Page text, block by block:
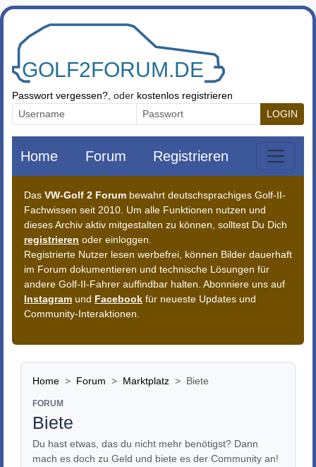
Zum Inhalt springen
Passwort vergessen? , oder kostenlos registrieren
LOGIN
Home Forum Registrieren
Das VW-Golf 2 Forum bewahrt deutschsprachiges Golf-II-
Fachwissen seit 2010. Um alle Funktionen nutzen und
dieses Archiv aktiv mitgestalten zu können, solltest Du Dich
registrieren oder einloggen.
Registrierte Nutzer lesen werbefrei, können Bilder dauerhaft
im Forum dokumentieren und technische Lösungen für
andere Golf-II-Fahrer auffindbar halten. Abonniere uns auf
Instagram und Facebook für neueste Updates und
Community-Interaktionen.
Home Forum Marktplatz Biete
FORUM
Biete
Du hast etwas, das du nicht mehr benötigst? Dann
mach es doch zu Geld und biete es der Community an!